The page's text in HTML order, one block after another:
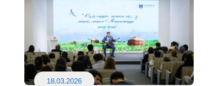
18.03.2026